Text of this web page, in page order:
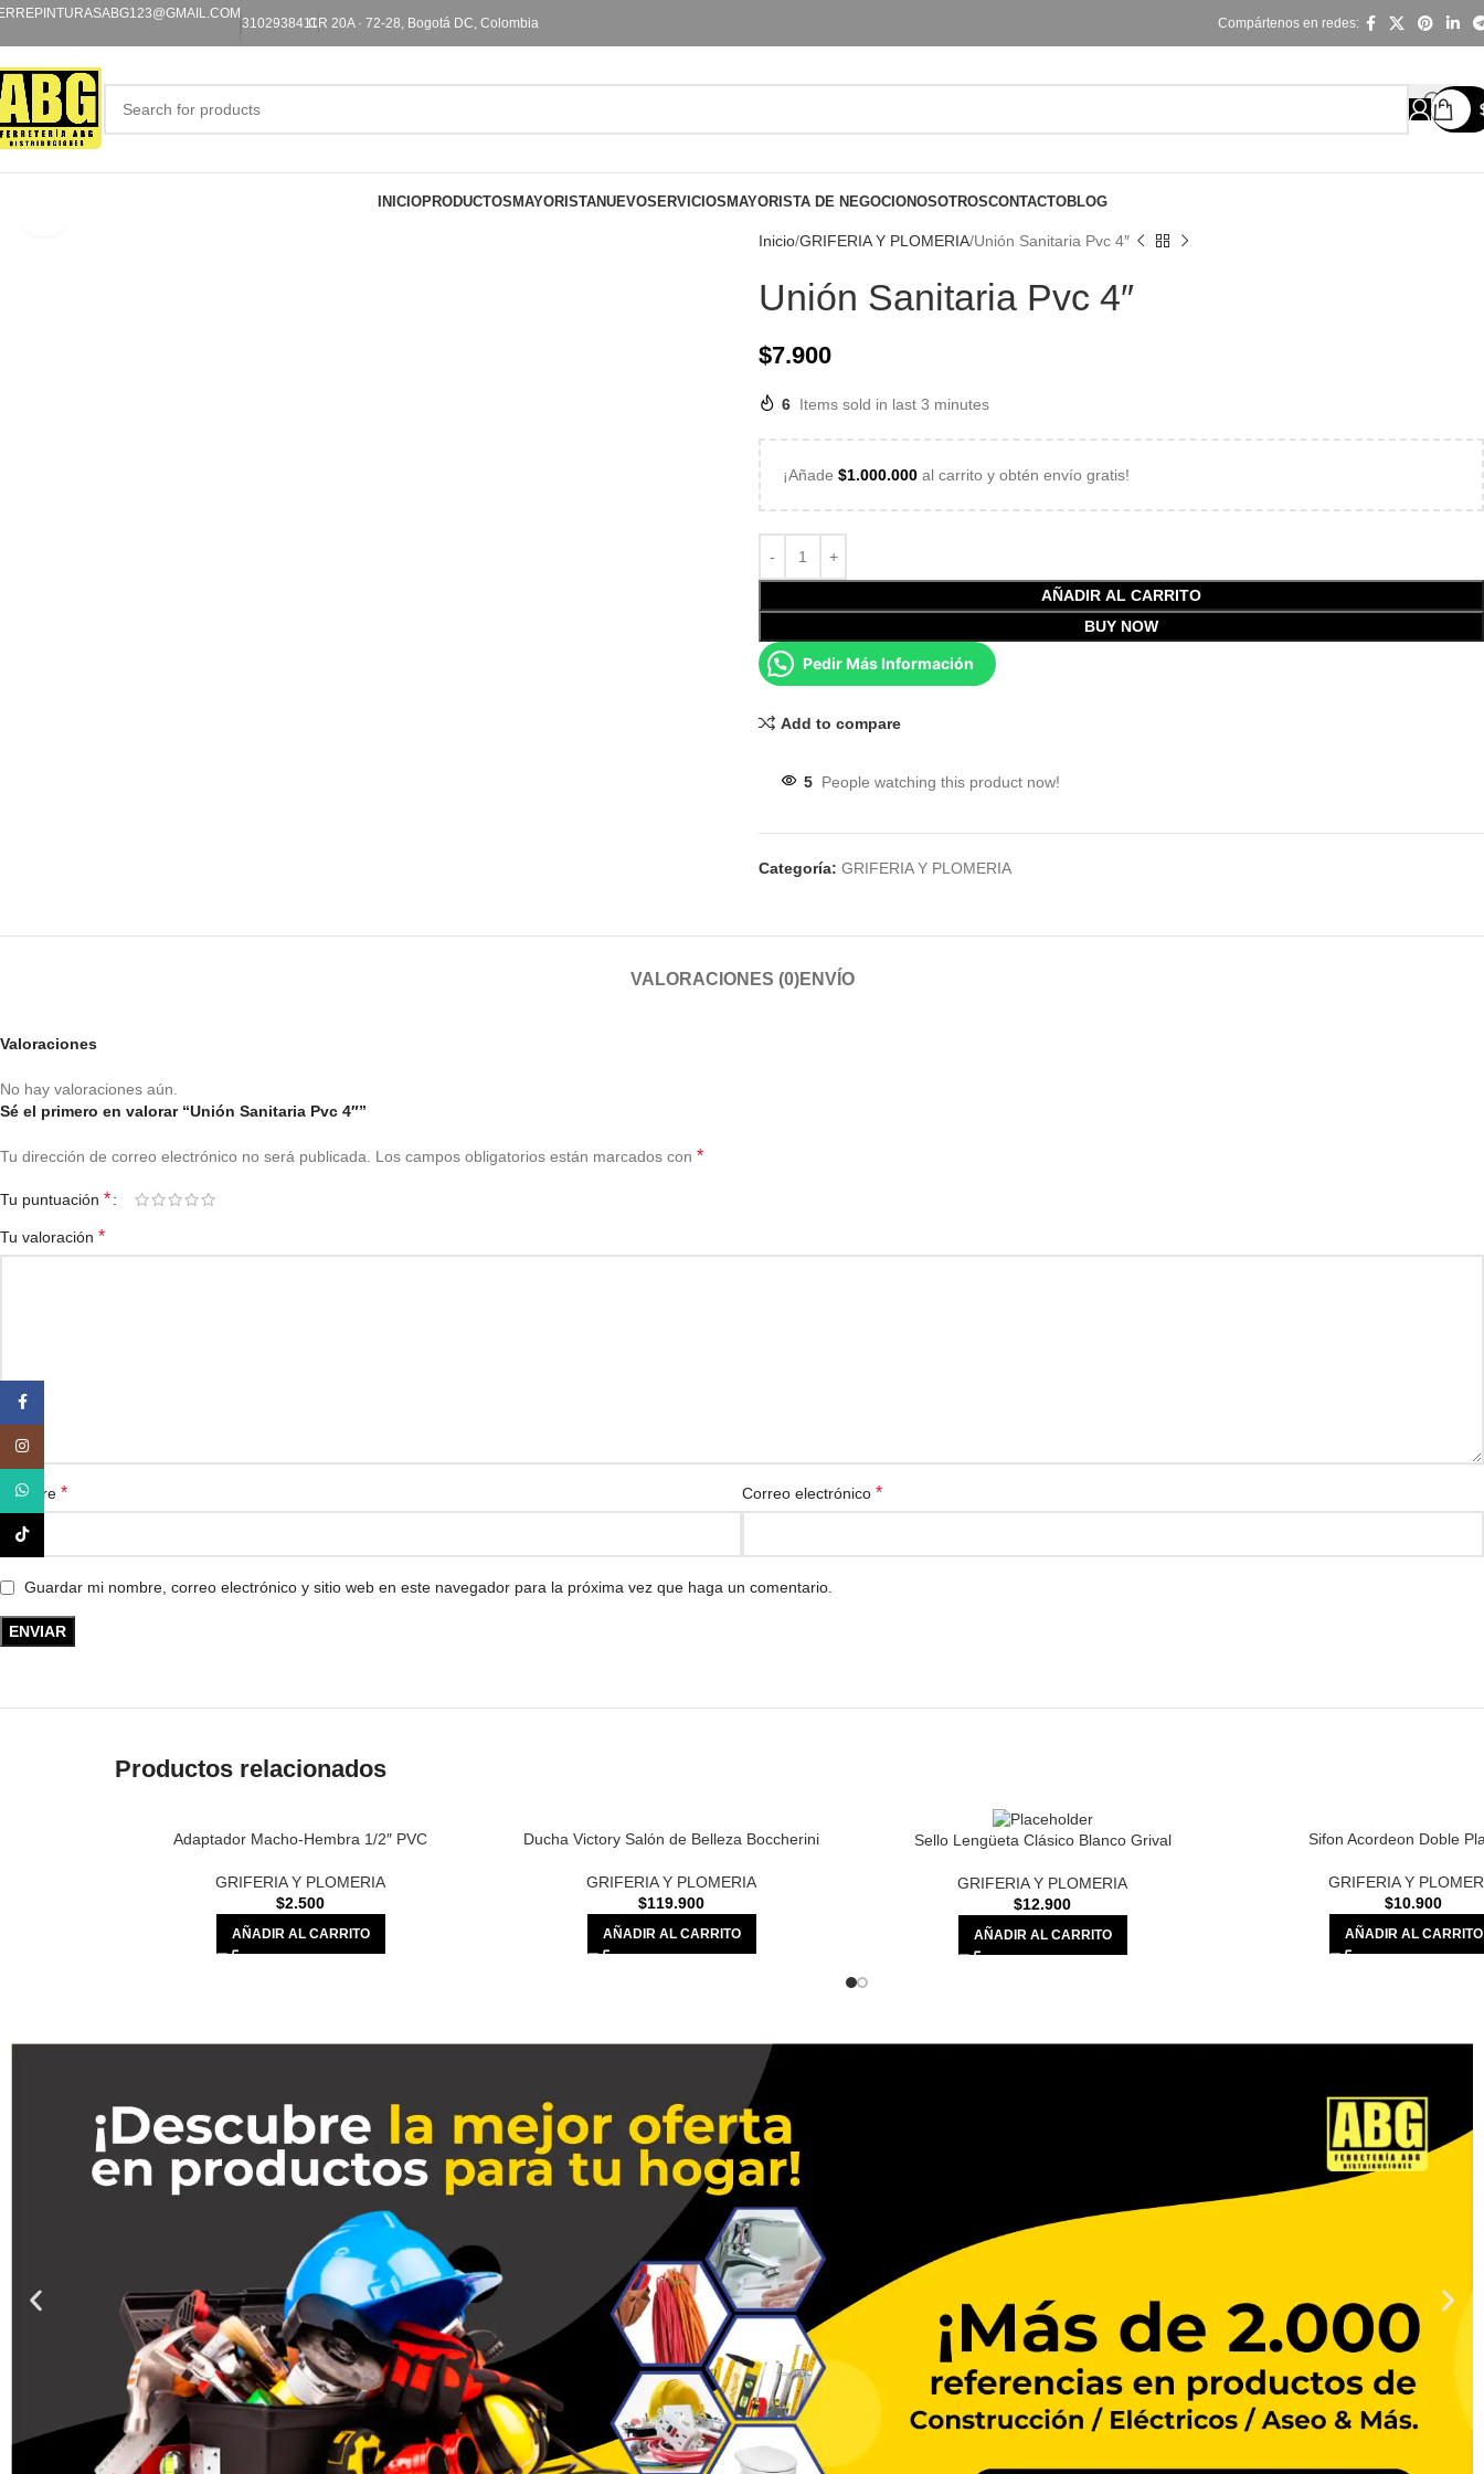
3102938411CR 20A · 72-28, Bogotá DC, Colombia Compártenos en redes:
INICIOPRODUCTOSMAYORISTANUEVOSERVICIOSMAYORISTA DE NEGOCIONOSOTROSCONTACTOBLOG
Inicio GRIFERIA Y PLOMERIA Unión Sanitaria Pvc 4″
Unión Sanitaria Pvc 4″
$7.900
6 Items sold in last 3 minutes
¡Añade $1.000.000 al carrito y obtén envío gratis!
AÑADIR AL CARRITO
BUY NOW
Pedir Más Información
Add to compare
5 People watching this product now!
Categoría: GRIFERIA Y PLOMERIA
VALORACIONES (0)ENVÍO
Valoraciones
No hay valoraciones aún.
Sé el primero en valorar “Unión Sanitaria Pvc 4″”
Tu dirección de correo electrónico no será publicada. Los campos obligatorios están marcados con *
Tu puntuación *
Tu valoración *
Nombre * Correo electrónico *
Guardar mi nombre, correo electrónico y sitio web en este navegador para la próxima vez que haga un comentario.
Productos relacionados
Adaptador Macho-Hembra 1/2″ PVC
GRIFERIA Y PLOMERIA
$2.500
AÑADIR AL CARRITO
Ducha Victory Salón de Belleza Boccherini
GRIFERIA Y PLOMERIA
$119.900
AÑADIR AL CARRITO
Sello Lengüeta Clásico Blanco Grival
GRIFERIA Y PLOMERIA
$12.900
AÑADIR AL CARRITO
Sifon Acordeon Doble
GRIFERIA Y
$10.900
AÑADIR AL CARRITO
WhatsApp